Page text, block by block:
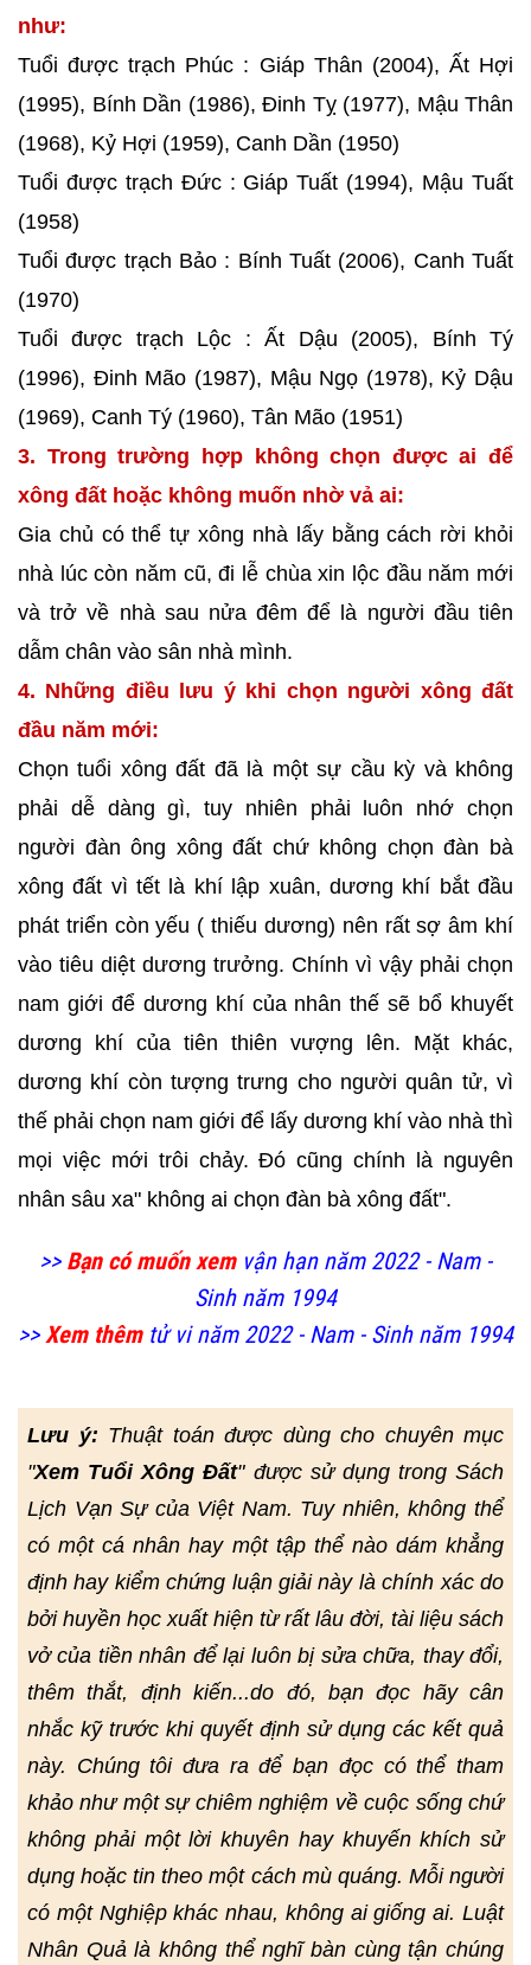
như:
Tuổi được trạch Phúc : Giáp Thân (2004), Ất Hợi
(1995), Bính Dần (1986), Đinh Tỵ (1977), Mậu Thân
(1968), Kỷ Hợi (1959), Canh Dần (1950)
Tuổi được trạch Đức : Giáp Tuất (1994), Mậu Tuất
(1958)
Tuổi được trạch Bảo : Bính Tuất (2006), Canh Tuất
(1970)
Tuổi được trạch Lộc : Ất Dậu (2005), Bính Tý
(1996), Đinh Mão (1987), Mậu Ngọ (1978), Kỷ Dậu
(1969), Canh Tý (1960), Tân Mão (1951)
3. Trong trường hợp không chọn được ai để
xông đất hoặc không muốn nhờ vả ai:
Gia chủ có thể tự xông nhà lấy bằng cách rời khỏi
nhà lúc còn năm cũ, đi lễ chùa xin lộc đầu năm mới
và trở về nhà sau nửa đêm để là người đầu tiên
dẫm chân vào sân nhà mình.
4. Những điều lưu ý khi chọn người xông đất
đầu năm mới:
Chọn tuổi xông đất đã là một sự cầu kỳ và không
phải dễ dàng gì, tuy nhiên phải luôn nhớ chọn
người đàn ông xông đất chứ không chọn đàn bà
xông đất vì tết là khí lập xuân, dương khí bắt đầu
phát triển còn yếu ( thiếu dương) nên rất sợ âm khí
vào tiêu diệt dương trưởng. Chính vì vậy phải chọn
nam giới để dương khí của nhân thế sẽ bổ khuyết
dương khí của tiên thiên vượng lên. Mặt khác,
dương khí còn tượng trưng cho người quân tử, vì
thế phải chọn nam giới để lấy dương khí vào nhà thì
mọi việc mới trôi chảy. Đó cũng chính là nguyên
nhân sâu xa" không ai chọn đàn bà xông đất".
>> Bạn có muốn xemvận hạn năm 2022 - Nam -
Sinh năm 1994
>>Xem thêmtử vi năm 2022 - Nam - Sinh năm 1994
Lưu ý: Thuật toán được dùng cho chuyên mục
"Xem Tuổi Xông Đất" được sử dụng trong Sách
Lịch Vạn Sự của Việt Nam. Tuy nhiên, không thể
có một cá nhân hay một tập thể nào dám khẳng
định hay kiểm chứng luận giải này là chính xác do
bởi huyền học xuất hiện từ rất lâu đời, tài liệu sách
vở của tiền nhân để lại luôn bị sửa chữa, thay đổi,
thêm thắt, định kiến...do đó, bạn đọc hãy cân
nhắc kỹ trước khi quyết định sử dụng các kết quả
này. Chúng tôi đưa ra để bạn đọc có thể tham
khảo như một sự chiêm nghiệm về cuộc sống chứ
không phải một lời khuyên hay khuyến khích sử
dụng hoặc tin theo một cách mù quáng. Mỗi người
có một Nghiệp khác nhau, không ai giống ai. Luật
Nhân Quả là không thể nghĩ bàn cùng tận chúng